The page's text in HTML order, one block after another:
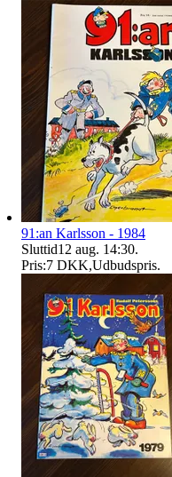
91:an Karlsson - 1984
Sluttid12 aug. 14:30.
Pris:7 DKK,Udbudspris.